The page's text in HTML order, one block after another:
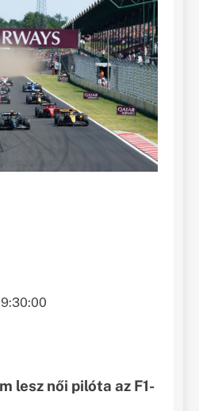
lesz női pilóta az F1-